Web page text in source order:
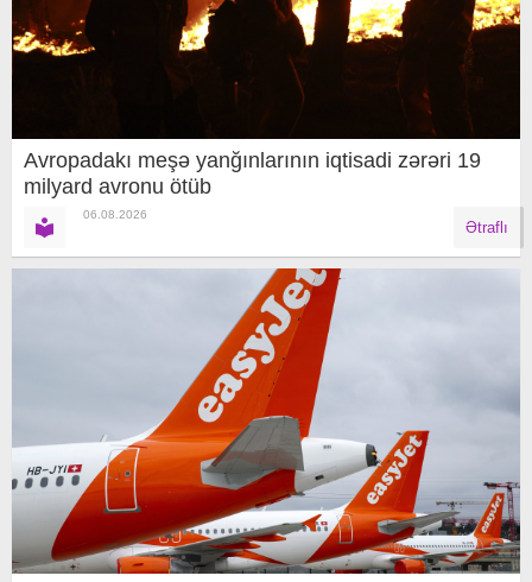
Avropadakı meşə yanğınlarının iqtisadi zərəri 19
milyard avronu ötüb
06.08.2026
Ətraflı